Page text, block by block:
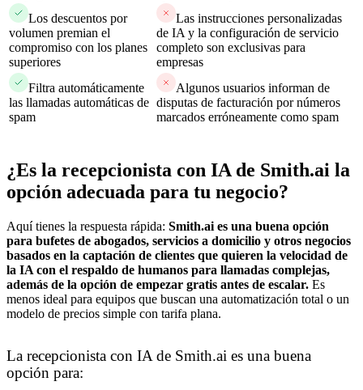
Los descuentos por
volumen premian el
compromiso con los planes
superiores
Las instrucciones personalizadas
de IA y la configuración de servicio
completo son exclusivas para
empresas
Filtra automáticamente
las llamadas automáticas de
spam
Algunos usuarios informan de
disputas de facturación por números
marcados erróneamente como spam
¿Es la recepcionista con IA de Smith.ai la
opción adecuada para tu negocio?
Aquí tienes la respuesta rápida: Smith.ai es una buena opción
para bufetes de abogados, servicios a domicilio y otros negocios
basados en la captación de clientes que quieren la velocidad de
la IA con el respaldo de humanos para llamadas complejas,
además de la opción de empezar gratis antes de escalar. Es
menos ideal para equipos que buscan una automatización total o un
modelo de precios simple con tarifa plana.
La recepcionista con IA de Smith.ai es una buena
opción para: